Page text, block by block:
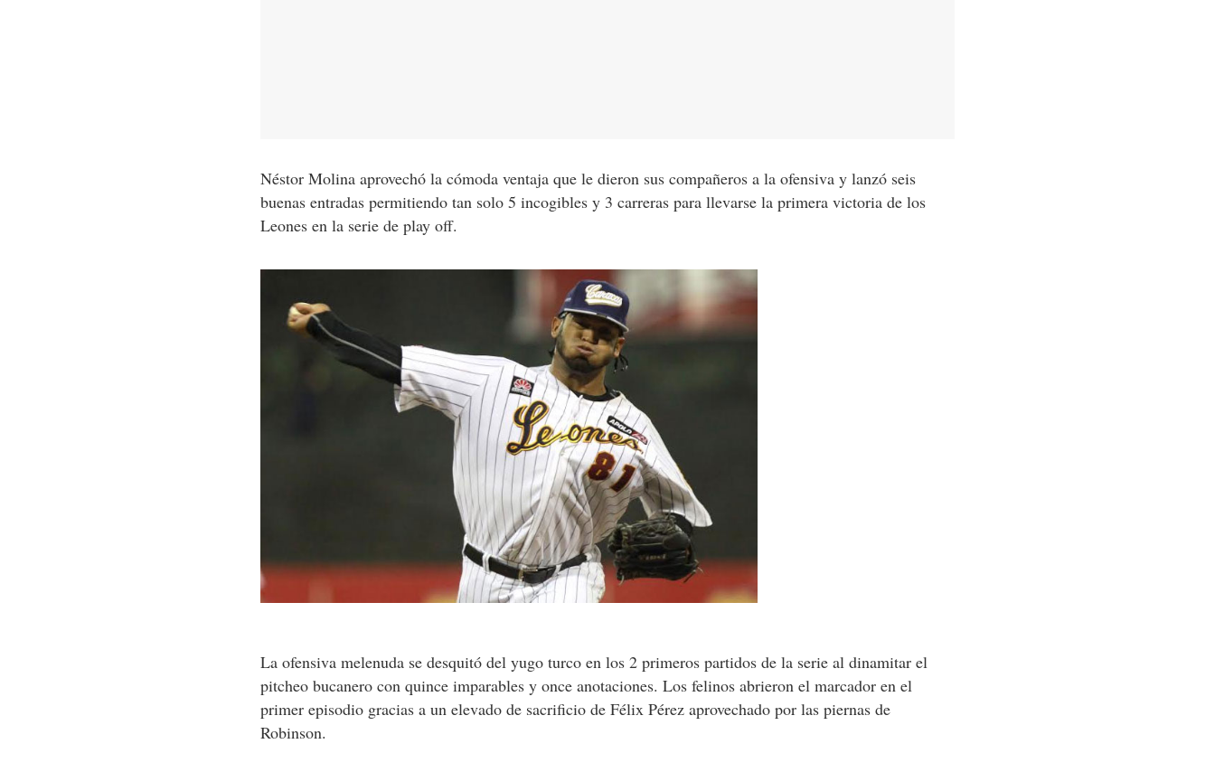
Néstor Molina aprovechó la cómoda ventaja que le dieron sus compañeros a la ofensiva y lanzó seis
buenas entradas permitiendo tan solo 5 incogibles y 3 carreras para llevarse la primera victoria de los
Leones en la serie de play off.
La ofensiva melenuda se desquitó del yugo turco en los 2 primeros partidos de la serie al dinamitar el
pitcheo bucanero con quince imparables y once anotaciones. Los felinos abrieron el marcador en el
primer episodio gracias a un elevado de sacrificio de Félix Pérez aprovechado por las piernas de
Robinson.